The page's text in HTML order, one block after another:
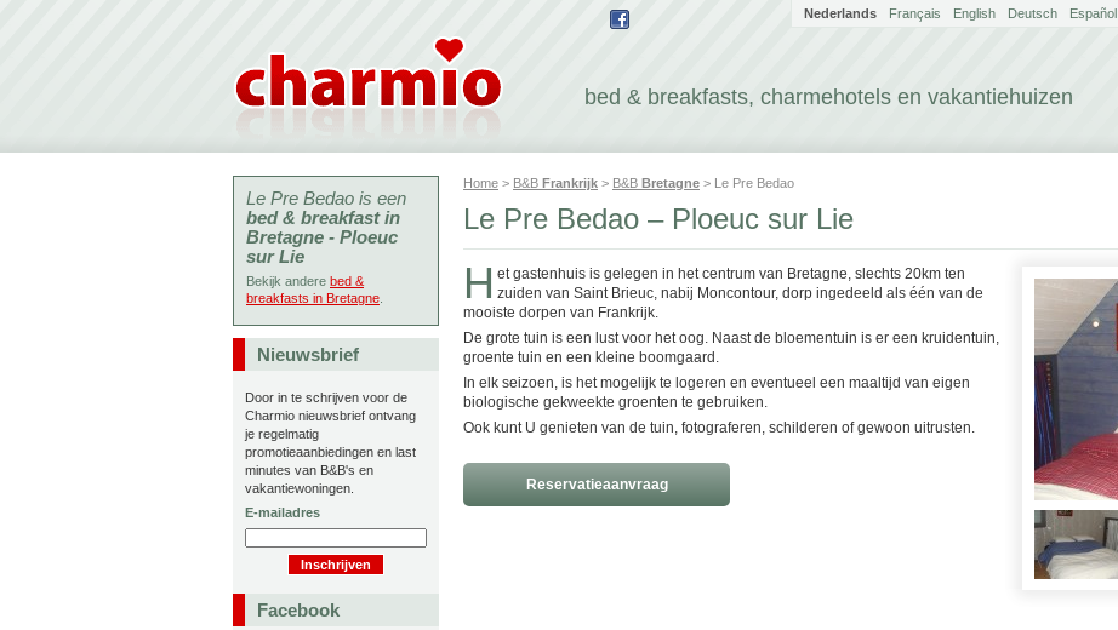
bed & breakfasts, charmehotels en vakantiehuizen
Nederlands Français English Deutsch Español
Home > B&B Frankrijk > B&B Bretagne > Le Pre Bedao
Le Pre Bedao – Ploeuc sur Lie
H et gastenhuis is gelegen in het centrum van Bretagne, slechts 20km ten
zuiden van Saint Brieuc, nabij Moncontour, dorp ingedeeld als één van de
mooiste dorpen van Frankrijk.
De grote tuin is een lust voor het oog. Naast de bloementuin is er een kruidentuin,
groente tuin en een kleine boomgaard.
In elk seizoen, is het mogelijk te logeren en eventueel een maaltijd van eigen
biologische gekweekte groenten te gebruiken.
Ook kunt U genieten van de tuin, fotograferen, schilderen of gewoon uitrusten.
Reservatieaanvraag
Le Pre Bedao is een
bed & breakfast in
Bretagne - Ploeuc
sur Lie
Bekijk andere bed &
breakfasts in Bretagne
Nieuwsbrief
Door in te schrijven voor de
Charmio nieuwsbrief ontvang
je regelmatig
promotieaanbiedingen en last
minutes van B&B's en
vakantiewoningen.
E-mailadres
Facebook